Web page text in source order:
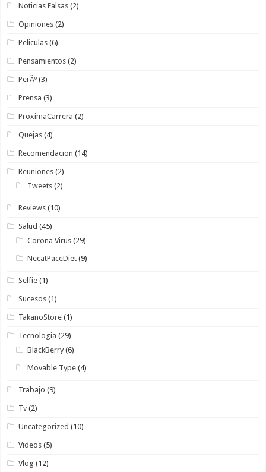
Noticias Falsas (2)
Opiniones (2)
Peliculas (6)
Pensamientos (2)
PerÃº (3)
Prensa (3)
ProximaCarrera (2)
Quejas (4)
Recomendacion (14)
Reuniones (2)
Tweets (2)
Reviews (10)
Salud (45)
Corona Virus (29)
NecatPaceDiet (9)
Selfie (1)
Sucesos (1)
TakanoStore (1)
Tecnologia (29)
BlackBerry (6)
Movable Type (4)
Trabajo (9)
Tv (2)
Uncategorized (10)
Videos (5)
Vlog (12)